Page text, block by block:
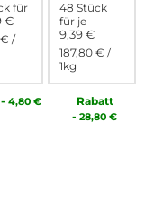
für
€
€ /
-4,80 €
48 Stück
für je
9,39 €
187,80 € /
1kg
Rabatt
-28,80 €